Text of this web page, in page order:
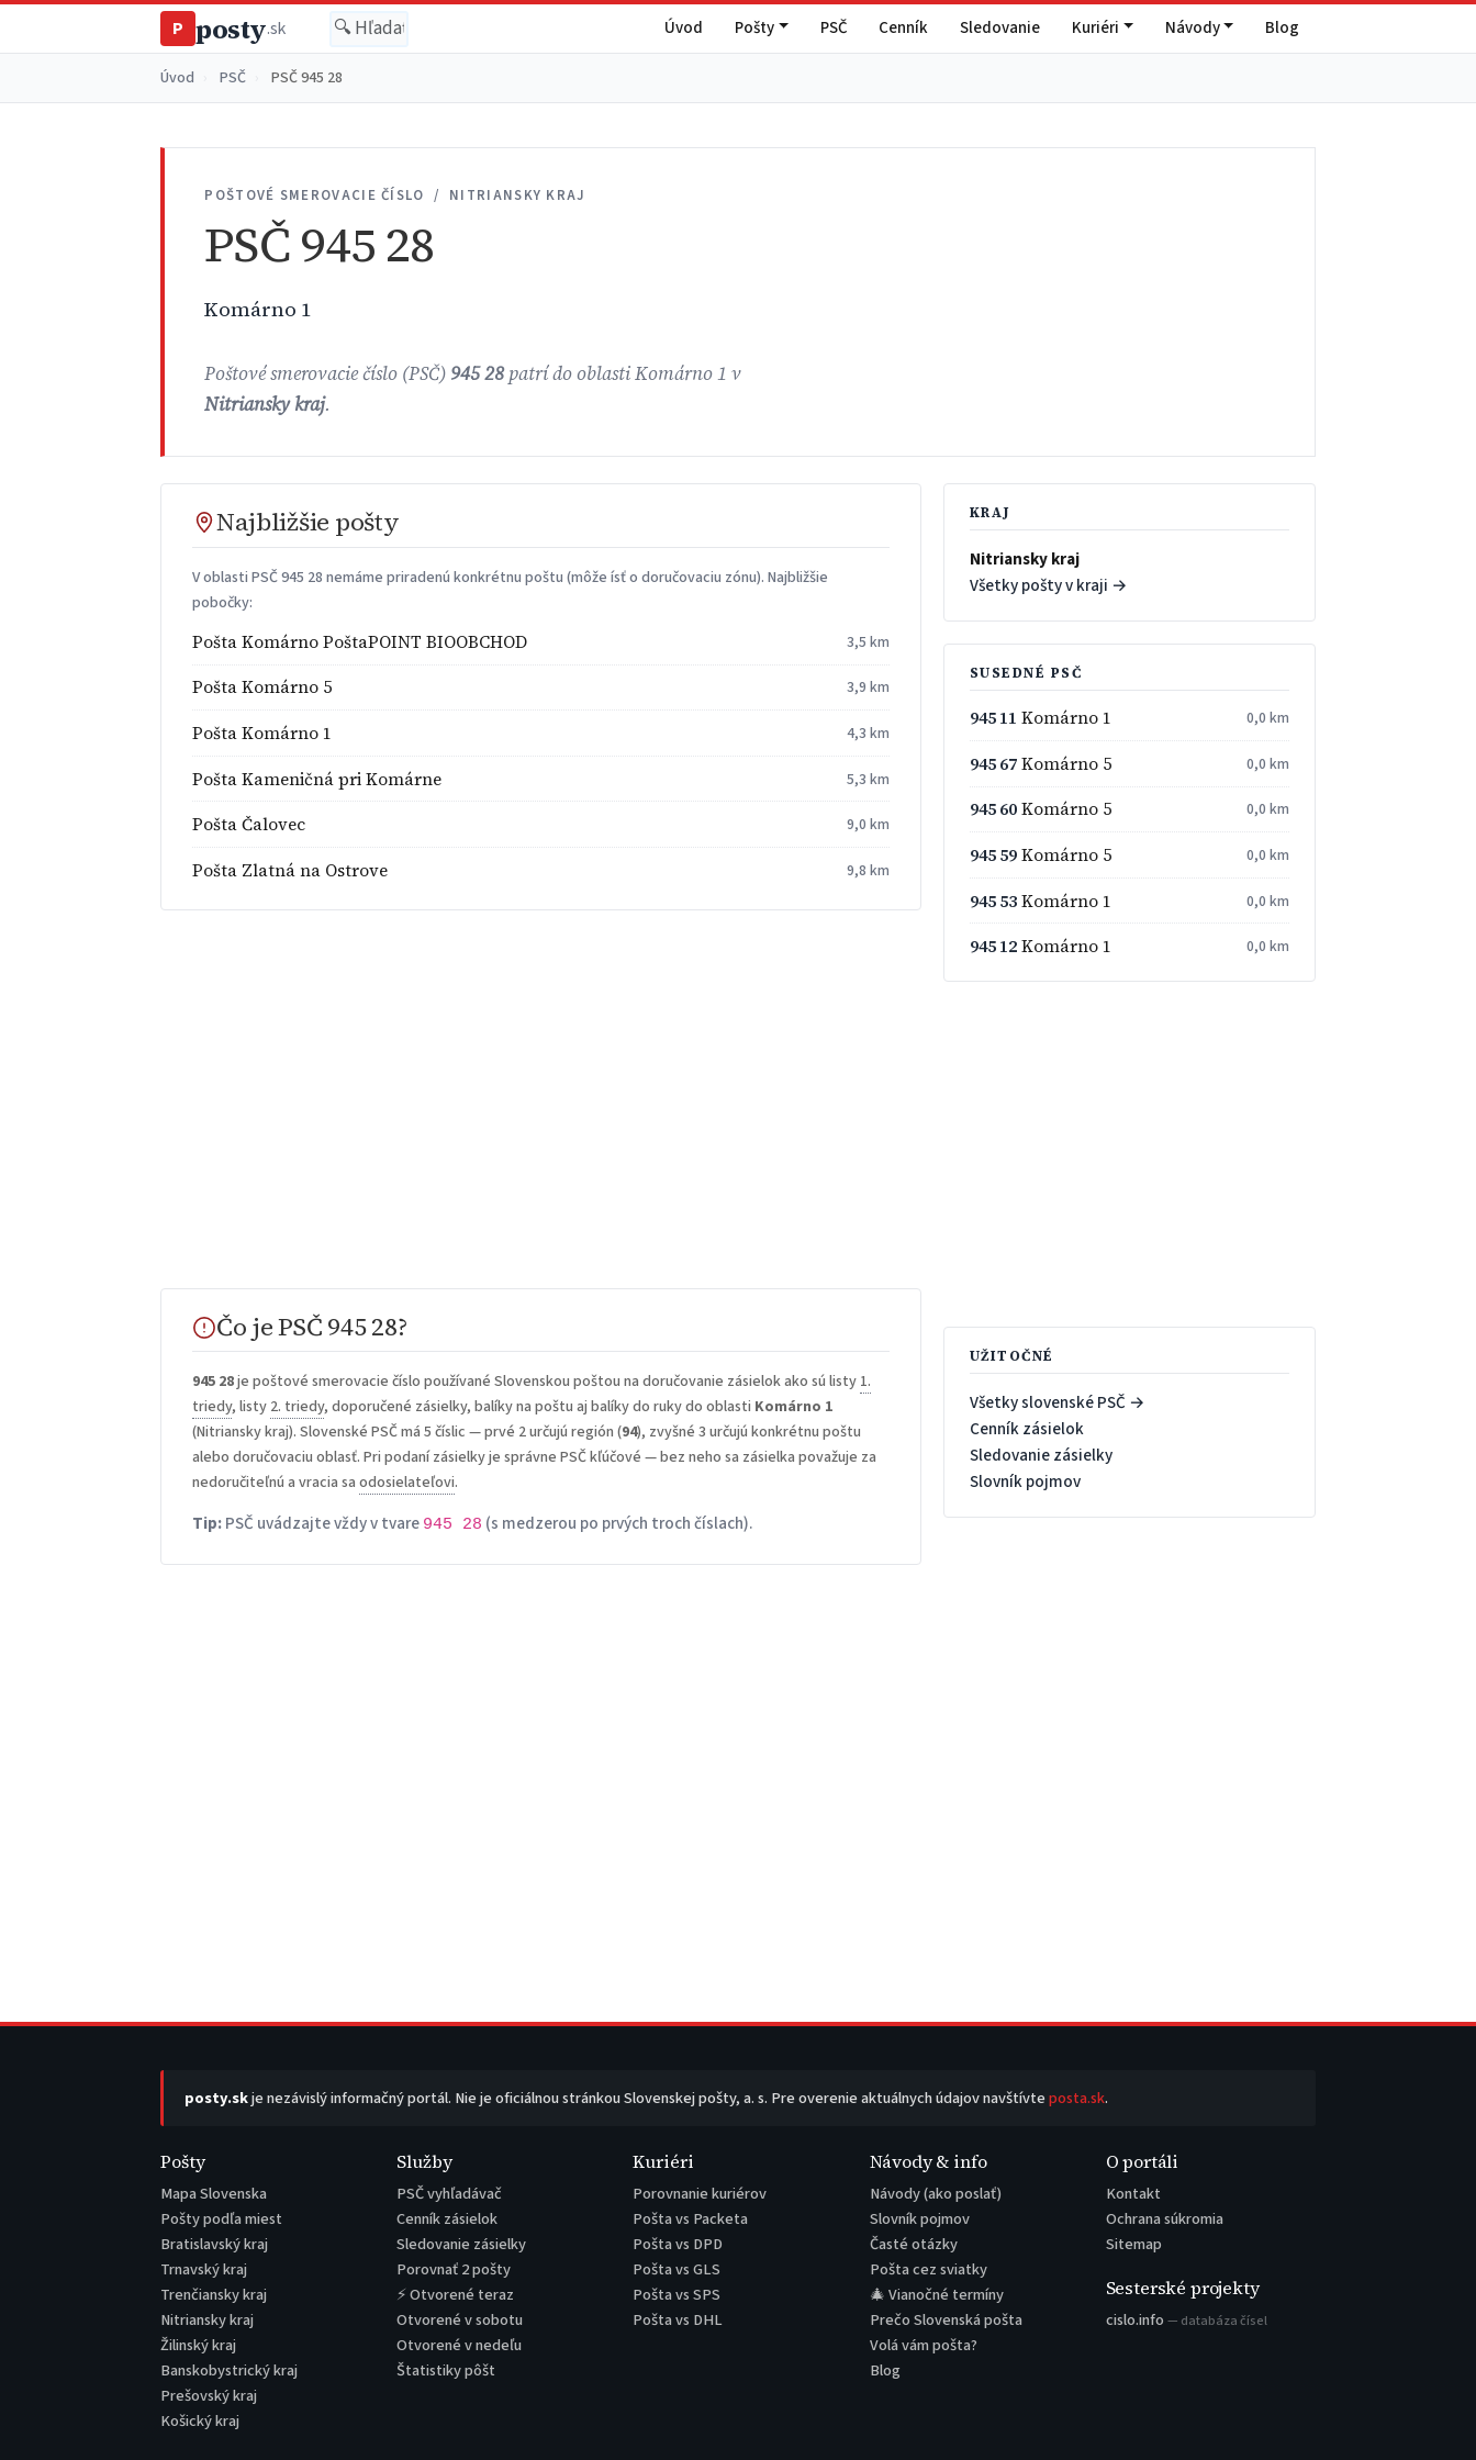
P posty.sk Úvod Pošty PSČ Cenník Sledovanie Kuriéri Návody Blog
Úvod PSČ PSČ 945 28
POŠTOVÉ SMEROVACIE ČÍSLO / NITRIANSKY KRAJ
PSČ 945 28
Komárno 1
Poštové smerovacie číslo (PSČ) 945 28patrí do oblasti Komárno 1 v
Nitriansky kraj.
Najbližšie pošty
V oblasti PSČ 945 28 nemáme priradenú konkrétnu poštu (môže ísť o doručovaciu zónu). Najbližšie
pobočky:
Pošta Komárno PoštaPOINT BIOOBCHOD 3,5 km
Pošta Komárno 5 3,9 km
Pošta Komárno 1 4,3 km
Pošta Kameničná pri Komárne 5,3 km
Pošta Čalovec 9,0 km
Pošta Zlatná na Ostrove 9,8 km
Čo je PSČ 945 28?
945 28je poštové smerovacie číslo používané Slovenskou poštou na doručovanie zásielok ako sú listy 1.
triedy, listy 2. triedy, doporučené zásielky, balíky na poštu aj balíky do ruky do oblasti Komárno 1
(Nitriansky kraj). Slovenské PSČ má 5 číslic — prvé 2 určujú región (94), zvyšné 3 určujú konkrétnu poštu
alebo doručovaciu oblasť. Pri podaní zásielky je správne PSČ kľúčové — bez neho sa zásielka považuje za
nedoručiteľnú a vracia saodosielateľovi.
Tip:PSČ uvádzajte vždy v tvare 945 28 (s medzerou po prvých troch číslach).
KRAJ
Nitriansky kraj
Všetky pošty v kraji →
SUSEDNÉ PSČ
945 11 Komárno 1 0,0 km
945 67Komárno 5 0,0 km
945 60Komárno 5 0,0 km
945 59Komárno 5 0,0 km
945 53Komárno 1 0,0 km
945 12Komárno 1 0,0 km
UŽITOČNÉ
Všetky slovenské PSČ →
Cenník zásielok
Sledovanie zásielky
Slovník pojmov
posty.skje nezávislý informačný portál. Nie je oficiálnou stránkou Slovenskej pošty, a. s. Pre overenie aktuálnych údajov navštívteposta.sk.
Pošty
Mapa Slovenska
Pošty podľa miest
Bratislavský kraj
Trnavský kraj
Trenčiansky kraj
Nitriansky kraj
Žilinský kraj
Banskobystrický kraj
Prešovský kraj
Košický kraj
Služby
PSČ vyhľadávač
Cenník zásielok
Sledovanie zásielky
Porovnať 2 pošty
⚡ Otvorené teraz
Otvorené v sobotu
Otvorené v nedeľu
Štatistiky pôšt
Kuriéri
Porovnanie kuriérov
Pošta vs Packeta
Pošta vs DPD
Pošta vs GLS
Pošta vs SPS
Pošta vs DHL
Návody & info
Návody (ako poslať)
Slovník pojmov
Časté otázky
Pošta cez sviatky
🎄 Vianočné termíny
Prečo Slovenská pošta
Volá vám pošta?
Blog
O portáli
Kontakt
Ochrana súkromia
Sitemap
Sesterské projekty
cislo.info — databáza čísel